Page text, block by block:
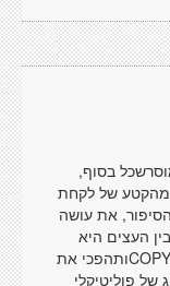
בסוף,
מהקטע של לקחת
את עושה
העצים היא
טובה מידי לקטע פרוזה כזה, תעשי COPY PASTEותהפכי את
של פוליטיקלי